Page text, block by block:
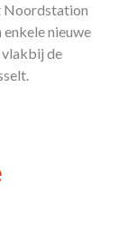
Noordstation
nieuwe
vlakbij de